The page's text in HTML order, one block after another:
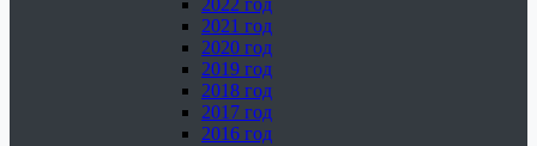
2022 год
2021 год
2020 год
2019 год
2018 год
2017 год
2016 год